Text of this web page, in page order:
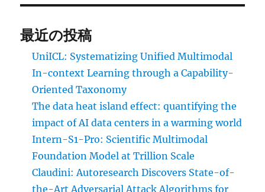
最近の投稿
UniICL: Systematizing Unified Multimodal
In-context Learning through a Capability-
Oriented Taxonomy
The data heat island effect: quantifying the
impact of AI data centers in a warming world
Intern-S1-Pro: Scientific Multimodal
Foundation Model at Trillion Scale
Claudini: Autoresearch Discovers State-of-
the-Art Adversarial Attack Algorithms for